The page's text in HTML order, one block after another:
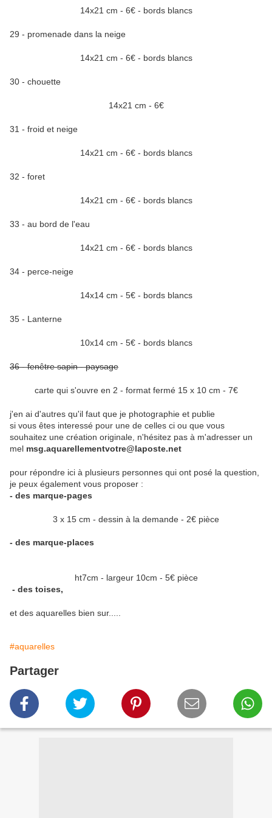
14x21 cm - 6€ - bords blancs
29 - promenade dans la neige
14x21 cm - 6€ - bords blancs
30 - chouette
14x21 cm - 6€
31 - froid et neige
14x21 cm - 6€ - bords blancs
32 - foret
14x21 cm - 6€ - bords blancs
33 - au bord de l'eau
14x21 cm - 6€ - bords blancs
34 - perce-neige
14x14 cm - 5€ - bords blancs
35 - Lanterne
10x14 cm - 5€ - bords blancs
36 - fenêtre sapin - paysage
carte qui s'ouvre en 2 - format fermé 15 x 10 cm - 7€
j'en ai d'autres qu'il faut que je photographie et publie
si vous êtes interessé pour une de celles ci ou que vous
souhaitez une création originale, n'hésitez pas à m'adresser un
mel msg.aquarellementvotre@laposte.net
pour répondre ici à plusieurs personnes qui ont posé la question,
je peux également vous proposer :
- des marque-pages
3 x 15 cm - dessin à la demande - 2€ pièce
- des marque-places
ht7cm - largeur 10cm - 5€ pièce
- des toises,
et des aquarelles bien sur.....
#aquarelles
Partager